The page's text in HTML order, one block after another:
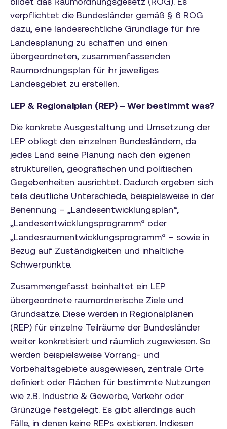
verpflichtet die Bundesländer gemäß § 6 ROG
dazu, eine landesrechtliche Grundlage für ihre
Landesplanung zu schaffen und einen
übergeordneten, zusammenfassenden
Raumordnungsplan für ihr jeweiliges
Landesgebiet zu erstellen.
LEP & Regionalplan (REP) – Wer bestimmt was?
Die konkrete Ausgestaltung und Umsetzung der
LEP obliegt den einzelnen Bundesländern, da
jedes Land seine Planung nach den eigenen
strukturellen, geografischen und politischen
Gegebenheiten ausrichtet. Dadurch ergeben sich
teils deutliche Unterschiede, beispielsweise in der
Benennung – „Landesentwicklungsplan“,
„Landesentwicklungsprogramm“ oder
„Landesraumentwicklungsprogramm“ – sowie in
Bezug auf Zuständigkeiten und inhaltliche
Schwerpunkte.
Zusammengefasst beinhaltet ein LEP
übergeordnete raumordnerische Ziele und
Grundsätze. Diese werden in Regionalplänen
(REP) für einzelne Teilräume der Bundesländer
weiter konkretisiert und räumlich zugewiesen. So
werden beispielsweise Vorrang- und
Vorbehaltsgebiete ausgewiesen, zentrale Orte
definiert oder Flächen für bestimmte Nutzungen
wie z.B. Industrie & Gewerbe, Verkehr oder
Grünzüge festgelegt. Es gibt allerdings auch
Fälle, in denen keine REPs existieren. Indiesen